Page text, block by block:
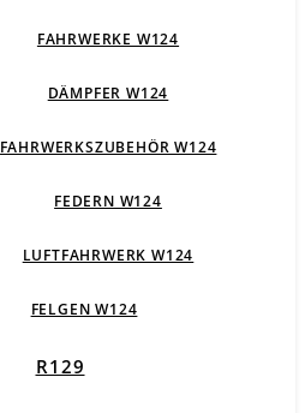
FAHRWERKE W124
DÄMPFER W124
FAHRWERKSZUBEHÖR W124
FEDERN W124
LUFTFAHRWERK W124
FELGEN W124
R129